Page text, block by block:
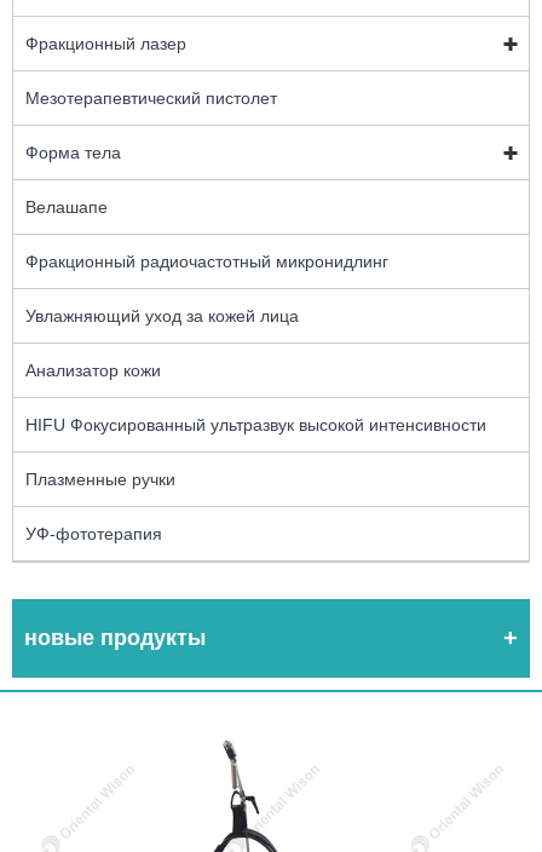
Фракционный лазер
Мезотерапевтический пистолет
Форма тела
Велашапе
Фракционный радиочастотный микронидлинг
Увлажняющий уход за кожей лица
Анализатор кожи
HIFU Фокусированный ультразвук высокой интенсивности
Плазменные ручки
УФ-фототерапия
новые продукты